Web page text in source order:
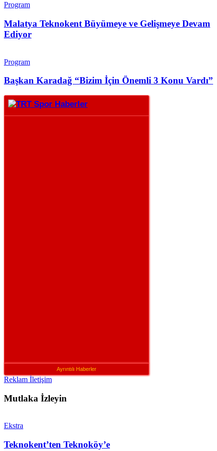
Program
Malatya Teknokent Büyümeye ve Gelişmeye Devam
Ediyor
Program
Başkan Karadağ “Bizim İçin Önemli 3 Konu Vardı”
Ayrıntılı Haberler
Reklam İletişim
Mutlaka İzleyin
Ekstra
Teknokent’ten Teknoköy’e